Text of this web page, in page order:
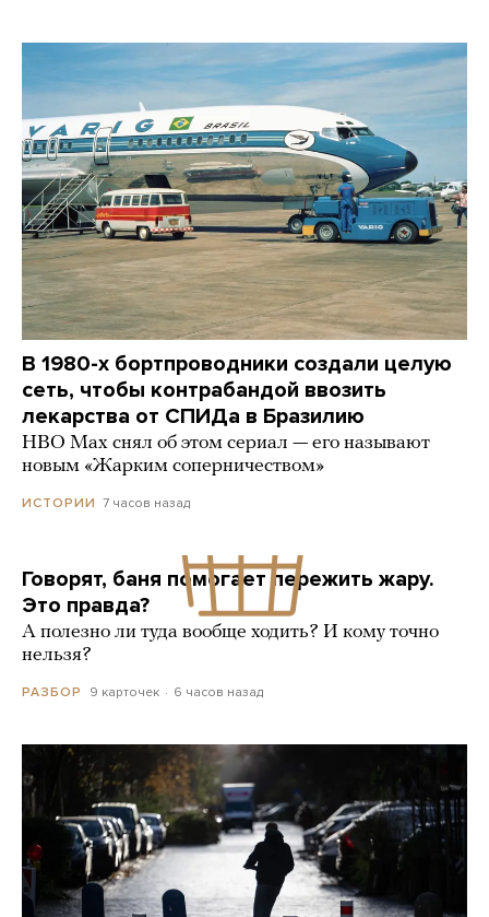
В 1980-х бортпроводники создали целую
сеть, чтобы контрабандой ввозить
лекарства от СПИДа в Бразилию
HBO Max снял об этом сериал — его называют
новым «Жарким соперничеством»
ИСТОРИИ 7 часов назад
Говорят, баня помогает пережить жару.
Это правда?
А полезно ли туда вообще ходить? И кому точно
нельзя?
РАЗБОР 9 карточек 6 часов назад